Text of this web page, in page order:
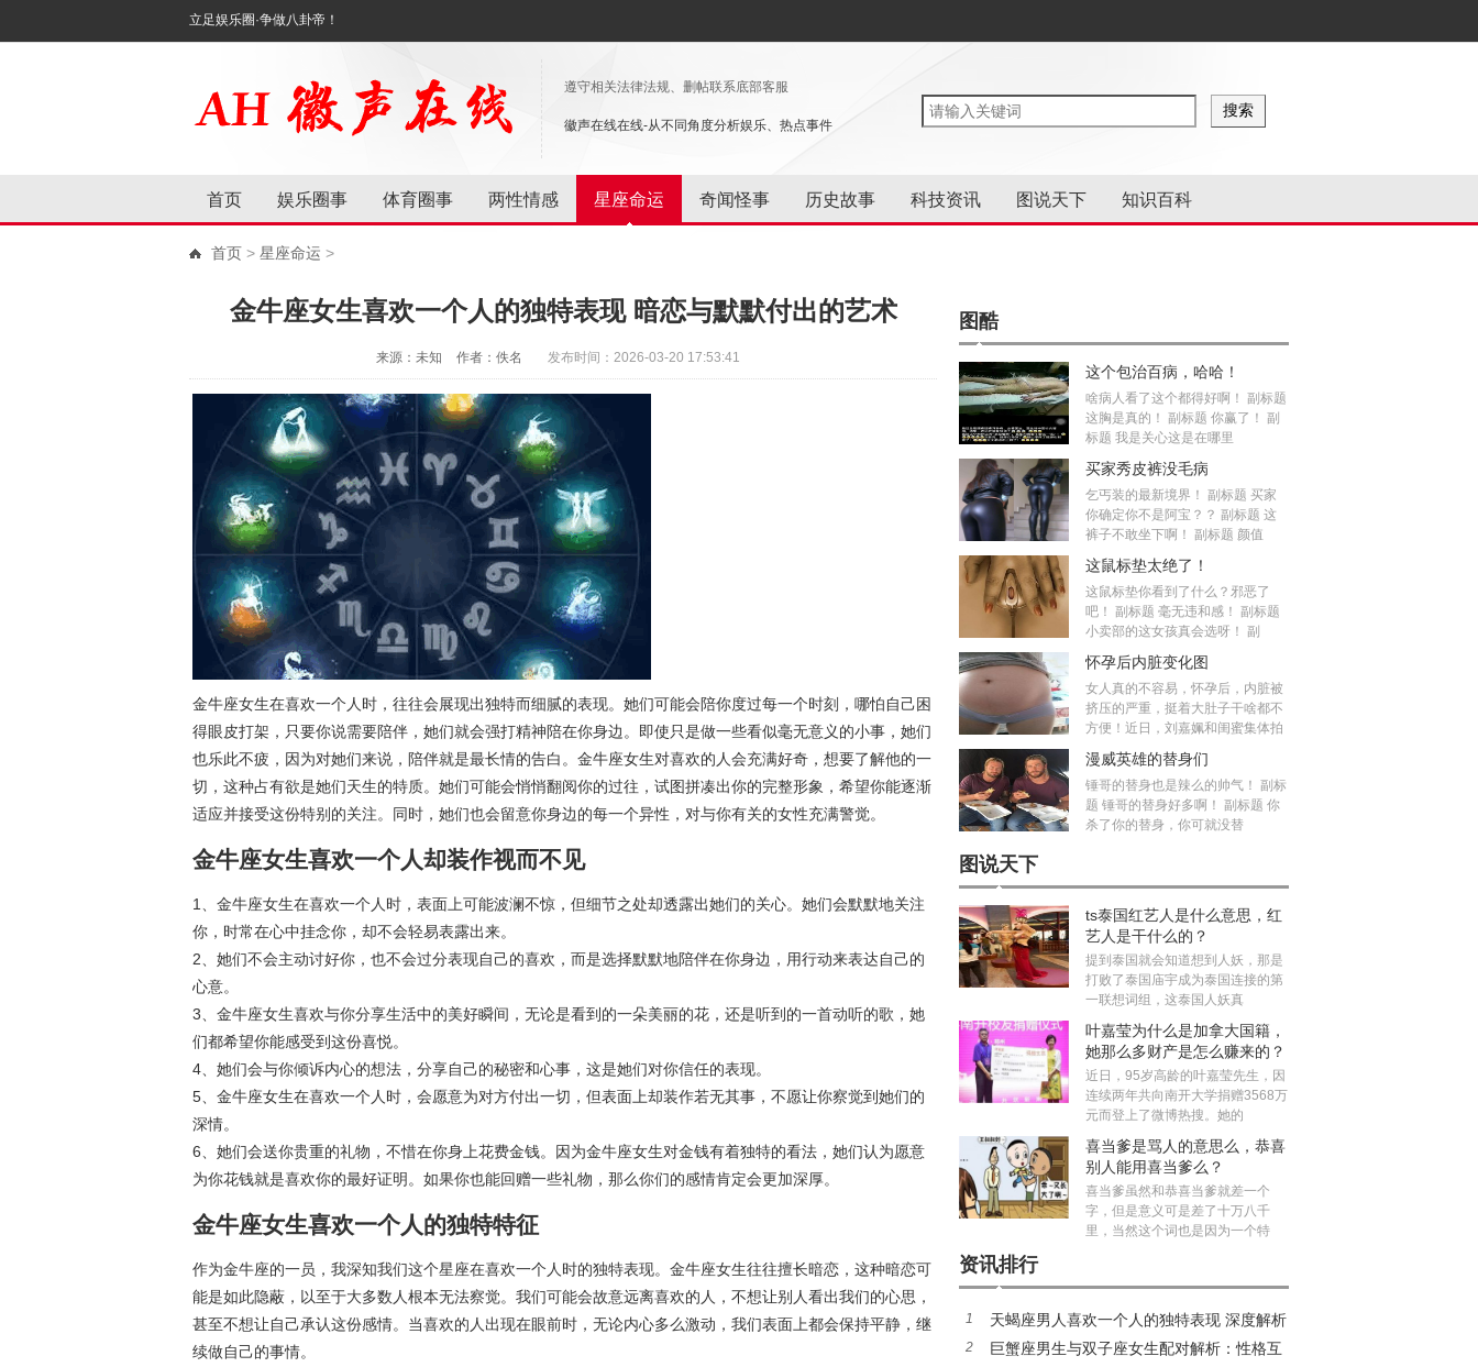
立足娱乐圈·争做八卦帝！
遵守相关法律法规、删帖联系底部客服
徽声在线在线-从不同角度分析娱乐、热点事件
首页 娱乐圈事 体育圈事 两性情感 星座命运 奇闻怪事 历史故事 科技资讯 图说天下 知识百科
首页 > 星座命运 >
金牛座女生喜欢一个人的独特表现 暗恋与默默付出的艺术
来源：未知 作者：佚名 发布时间：2026-03-20 17:53:41
金牛座女生在喜欢一个人时，往往会展现出独特而细腻的表现。她们可能会陪你度过每一个时刻，哪怕自己困
得眼皮打架，只要你说需要陪伴，她们就会强打精神陪在你身边。即使只是做一些看似毫无意义的小事，她们
也乐此不疲，因为对她们来说，陪伴就是最长情的告白。金牛座女生对喜欢的人会充满好奇，想要了解他的一
切，这种占有欲是她们天生的特质。她们可能会悄悄翻阅你的过往，试图拼凑出你的完整形象，希望你能逐渐
适应并接受这份特别的关注。同时，她们也会留意你身边的每一个异性，对与你有关的女性充满警觉。
金牛座女生喜欢一个人却装作视而不见
1、金牛座女生在喜欢一个人时，表面上可能波澜不惊，但细节之处却透露出她们的关心。她们会默默地关注
你，时常在心中挂念你，却不会轻易表露出来。
2、她们不会主动讨好你，也不会过分表现自己的喜欢，而是选择默默地陪伴在你身边，用行动来表达自己的
心意。
3、金牛座女生喜欢与你分享生活中的美好瞬间，无论是看到的一朵美丽的花，还是听到的一首动听的歌，她
们都希望你能感受到这份喜悦。
4、她们会与你倾诉内心的想法，分享自己的秘密和心事，这是她们对你信任的表现。
5、金牛座女生在喜欢一个人时，会愿意为对方付出一切，但表面上却装作若无其事，不愿让你察觉到她们的
深情。
6、她们会送你贵重的礼物，不惜在你身上花费金钱。因为金牛座女生对金钱有着独特的看法，她们认为愿意
为你花钱就是喜欢你的最好证明。如果你也能回赠一些礼物，那么你们的感情肯定会更加深厚。
金牛座女生喜欢一个人的独特特征
作为金牛座的一员，我深知我们这个星座在喜欢一个人时的独特表现。金牛座女生往往擅长暗恋，这种暗恋可
能是如此隐蔽，以至于大多数人根本无法察觉。我们可能会故意远离喜欢的人，不想让别人看出我们的心思，
甚至不想让自己承认这份感情。当喜欢的人出现在眼前时，无论内心多么激动，我们表面上都会保持平静，继
续做自己的事情。
图酷
这个包治百病，哈哈！
啥病人看了这个都得好啊！ 副标题
这胸是真的！ 副标题 你赢了！ 副
标题 我是关心这是在哪里
买家秀皮裤没毛病
乞丐装的最新境界！ 副标题 买家
你确定你不是阿宝？？ 副标题 这
裤子不敢坐下啊！ 副标题 颜值
这鼠标垫太绝了！
这鼠标垫你看到了什么？邪恶了
吧！ 副标题 毫无违和感！ 副标题
小卖部的这女孩真会选呀！ 副
怀孕后内脏变化图
女人真的不容易，怀孕后，内脏被
挤压的严重，挺着大肚子干啥都不
方便！近日，刘嘉姵和闺蜜集体拍
漫威英雄的替身们
锤哥的替身也是辣么的帅气！ 副标
题 锤哥的替身好多啊！ 副标题 你
杀了你的替身，你可就没替
图说天下
ts泰国红艺人是什么意思，红
艺人是干什么的？
提到泰国就会知道想到人妖，那是
打败了泰国庙宇成为泰国连接的第
一联想词组，这泰国人妖真
叶嘉莹为什么是加拿大国籍，
她那么多财产是怎么赚来的？
近日，95岁高龄的叶嘉莹先生，因
连续两年共向南开大学捐赠3568万
元而登上了微博热搜。她的
喜当爹是骂人的意思么，恭喜
别人能用喜当爹么？
喜当爹虽然和恭喜当爹就差一个
字，但是意义可是差了十万八千
里，当然这个词也是因为一个特
资讯排行
1
天蝎座男人喜欢一个人的独特表现 深度解析
准到爆
2
巨蟹座男生与双子座女生配对解析：性格互